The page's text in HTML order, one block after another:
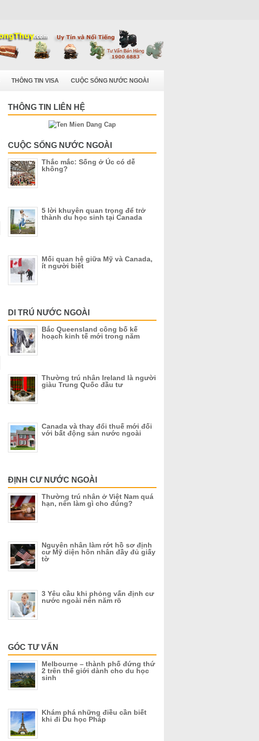
THÔNG TIN VISA CUỘC SỐNG NƯỚC NGOÀI
THÔNG TIN LIÊN HỆ
CUỘC SỐNG NƯỚC NGOÀI
Thắc mắc: Sống ở Úc có dễ
không?
5 lời khuyên quan trọng để trở
thành du học sinh tại Canada
Mối quan hệ giữa Mỹ và Canada,
ít người biết
DI TRÚ NƯỚC NGOÀI
Bắc Queensland công bố kế
hoạch kinh tế mới trong năm
Thường trú nhân Ireland là người
giàu Trung Quốc đầu tư
Canada và thay đổi thuế mới đối
với bất động sản nước ngoài
ĐỊNH CƯ NƯỚC NGOÀI
Thường trú nhân ở Việt Nam quá
hạn, nên làm gì cho đúng?
Nguyên nhân làm rớt hồ sơ định
cư Mỹ diện hôn nhân đầy đủ giấy
tờ
3 Yêu cầu khi phỏng vấn định cư
nước ngoài nên năm rõ
GÓC TƯ VẤN
Melbourne – thành phố đứng thứ
2 trên thế giới dành cho du học
sinh
Khám phá những điều cần biết
khi đi Du học Pháp